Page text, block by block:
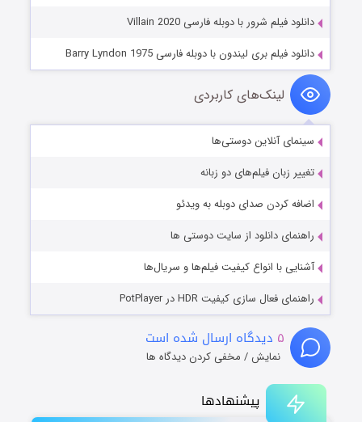
پیشنهادها
دانلود فیلم شرور با دوبله فارسی Villain 2020
دانلود فیلم بری لیندون با دوبله فارسی Barry Lyndon 1975
لینک‌های کاربردی
سینمای آنلاین دوستی‌ها
تغییر زبان فیلم‌های دو زبانه
اضافه کردن صدای دوبله به ویدئو
راهنمای دانلود از سایت دوستی ها
آشنایی با انواع کیفیت فیلم‌ها و سریال‌ها
راهنمای فعال سازی کیفیت HDR در PotPlayer
۵ دیدگاه ارسال شده است
نمایش / مخفی کردن دیدگاه ها